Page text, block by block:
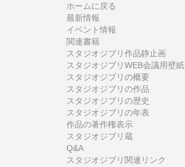
ホームに戻る
最新情報
イベント情報
関連書籍
スタジオジブリ作品静止画
スタジオジブリWEB会議用壁紙
スタジオジブリの概要
スタジオジブリの作品
スタジオジブリの歴史
スタジオジブリの年表
作品の著作権表示
スタジオジブリ蔵
Q&A
スタジオジブリ関連リンク